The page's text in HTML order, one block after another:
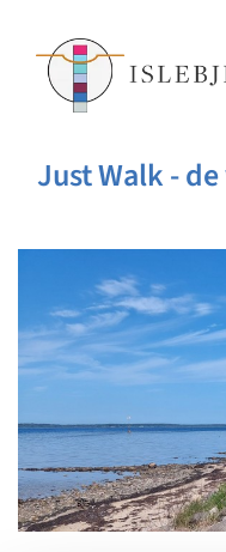
Just Walk -